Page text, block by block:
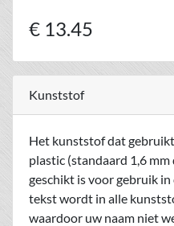
€ 13.45
Kunststof
Het kunststof dat
plastic (standaard 1,6
geschikt is voor gebruik
tekst wordt in alle
waardoor uw naam niet